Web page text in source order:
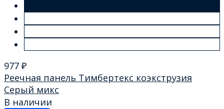
977 ₽
Реечная панель Тимбертекс коэкструзия
Cерый микс
В наличии